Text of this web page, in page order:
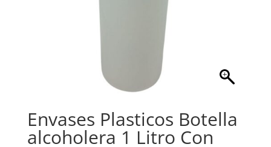
Envases Plasticos Botella
alcoholera 1 Litro Con